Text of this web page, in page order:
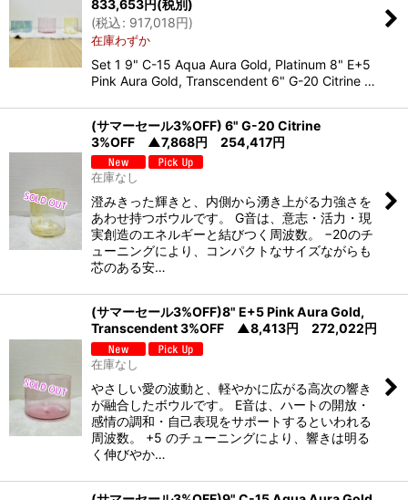
833,653円(税別)
(税込: 917,018円)
在庫わずか
Set 1 9" C-15 Aqua Aura Gold, Platinum 8" E+5
Pink Aura Gold, Transcendent 6" G-20 Citrine …
(サマーセール3%OFF) 6" G-20 Citrine
3%OFF ▲7,868円 254,417円
在庫なし
澄みきった輝きと、内側から湧き上がる力強さを
あわせ持つボウルです。 G音は、意志・活力・現
実創造のエネルギーと結びつく周波数。 −20のチ
ューニングにより、コンパクトなサイズながらも
芯のある安…
(サマーセール3%OFF)8" E+5 Pink Aura Gold,
Transcendent 3%OFF ▲8,413円 272,022円
在庫なし
やさしい愛の波動と、軽やかに広がる高次の響き
が融合したボウルです。 E音は、ハートの開放・
感情の調和・自己表現をサポートするといわれる
周波数。 +5 のチューニングにより、響きは明る
く伸びやか…